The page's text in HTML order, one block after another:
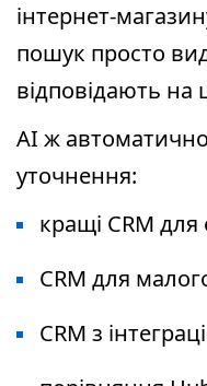
інтернет-
пошук просто
відповідають на
AI ж
уточнення:
кращі CRM
CRM для
CRM з